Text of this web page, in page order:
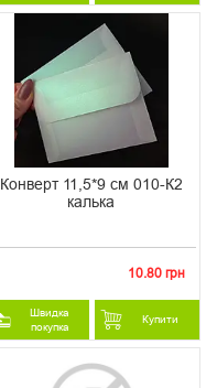
Конверт 11,5*9 см 010-К2
калька
10.80 грн
Швидка
покупка
Купити